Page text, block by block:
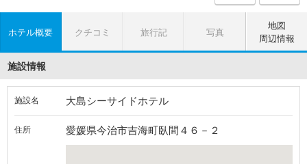
ホテル概要 クチコミ 旅行記 写真
地図
周辺情報
施設情報
施設名 大島シーサイドホテル
住所 愛媛県今治市吉海町臥間４６－２